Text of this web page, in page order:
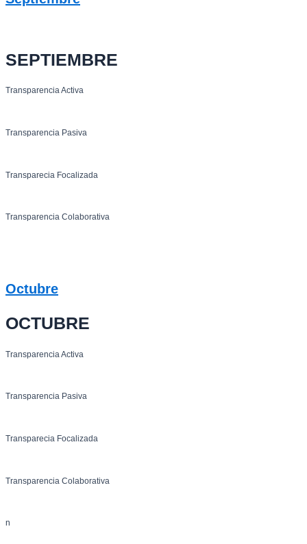
SEPTIEMBRE
Transparencia Activa
Transparencia Pasiva
Transparecia Focalizada
Transparencia Colaborativa
Octubre
OCTUBRE
Transparencia Activa
Transparencia Pasiva
Transparecia Focalizada
Transparencia Colaborativa
n